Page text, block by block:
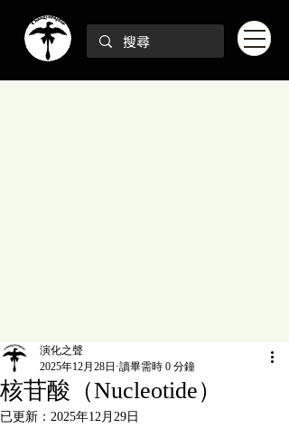
核苷酸（Nucleotide）
演化之聲
2025年12月28日 讀畢需時 0 分鐘
已更新： 2025年12月29日